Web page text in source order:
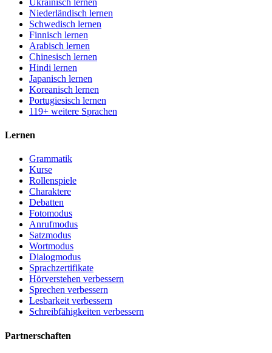
Niederländisch lernen
Schwedisch lernen
Finnisch lernen
Arabisch lernen
Chinesisch lernen
Hindi lernen
Japanisch lernen
Koreanisch lernen
Portugiesisch lernen
119+ weitere Sprachen
Lernen
Grammatik
Kurse
Rollenspiele
Charaktere
Debatten
Fotomodus
Anrufmodus
Satzmodus
Wortmodus
Dialogmodus
Sprachzertifikate
Hörverstehen verbessern
Sprechen verbessern
Lesbarkeit verbessern
Schreibfähigkeiten verbessern
Partnerschaften